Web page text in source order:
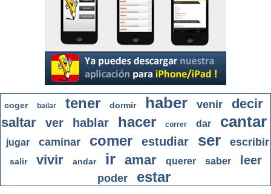
coger bailar tener dormir haber venir
decir
saltar
ver hablar hacer correr dar cantar
jugar caminar comer estudiar ser escribir
salir vivir andar ir amar querer saber leer
poder estar